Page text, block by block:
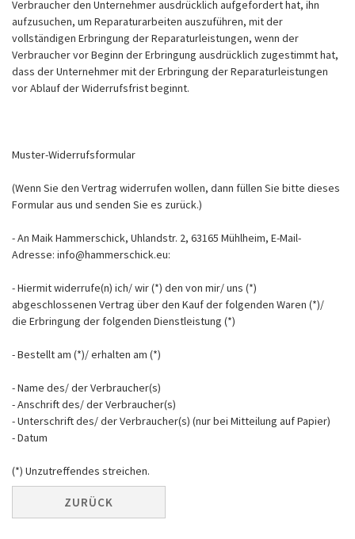
Verbraucher den Unternehmer ausdrücklich aufgefordert hat, ihn
aufzusuchen, um Reparaturarbeiten auszuführen, mit der
vollständigen Erbringung der Reparaturleistungen, wenn der
Verbraucher vor Beginn der Erbringung ausdrücklich zugestimmt hat,
dass der Unternehmer mit der Erbringung der Reparaturleistungen
vor Ablauf der Widerrufsfrist beginnt.
Muster-Widerrufsformular
(Wenn Sie den Vertrag widerrufen wollen, dann füllen Sie bitte dieses
Formular aus und senden Sie es zurück.)
- An Maik Hammerschick, Uhlandstr. 2, 63165 Mühlheim, E-Mail-
Adresse: info@hammerschick.eu:
- Hiermit widerrufe(n) ich/ wir (*) den von mir/ uns (*)
abgeschlossenen Vertrag über den Kauf der folgenden Waren (*)/
die Erbringung der folgenden Dienstleistung (*)
- Bestellt am (*)/ erhalten am (*)
- Name des/ der Verbraucher(s)
- Anschrift des/ der Verbraucher(s)
- Unterschrift des/ der Verbraucher(s) (nur bei Mitteilung auf Papier)
- Datum
(*) Unzutreffendes streichen.
ZURÜCK